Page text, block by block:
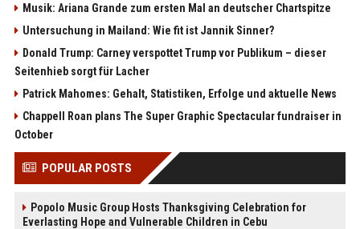
Musik: Ariana Grande zum ersten Mal an deutscher Chartspitze
Untersuchung in Mailand: Wie fit ist Jannik Sinner?
Donald Trump: Carney verspottet Trump vor Publikum – dieser
Seitenhieb sorgt für Lacher
Patrick Mahomes: Gehalt, Statistiken, Erfolge und aktuelle News
Chappell Roan plans The Super Graphic Spectacular fundraiser in
October
POPULAR POSTS
Popolo Music Group Hosts Thanksgiving Celebration for
Everlasting Hope and Vulnerable Children in Cebu